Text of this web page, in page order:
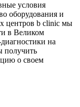
условия
оборудования и
центров b clinic мы
в Великом
на
получить
о своем